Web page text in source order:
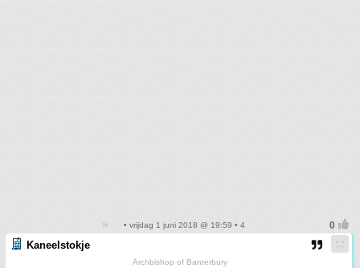
• vrijdag 1 juni 2018 @ 19:59 • 4
Kaneelstokje
Archbishop of Banterbury